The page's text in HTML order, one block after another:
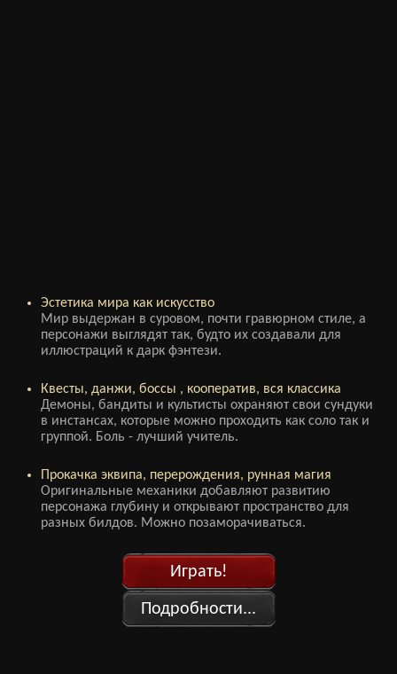
Эстетика мира как искусство
Мир выдержан в суровом, почти гравюрном стиле, а
персонажи выглядят так, будто их создавали для
иллюстраций к дарк фэнтези.
Квесты, данжи, боссы , кооператив, вся классика
Демоны, бандиты и культисты охраняют свои сундуки
в инстансах, которые можно проходить как соло так и
группой. Боль - лучший учитель.
Прокачка эквипа, перерождения, рунная магия
Оригинальные механики добавляют развитию
персонажа глубину и открывают пространство для
разных билдов. Можно позаморачиваться.
Играть!
Подробности...